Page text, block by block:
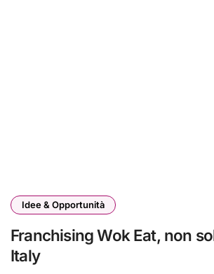
Idee & Opportunità
Franchising Wok Eat, non
Italy